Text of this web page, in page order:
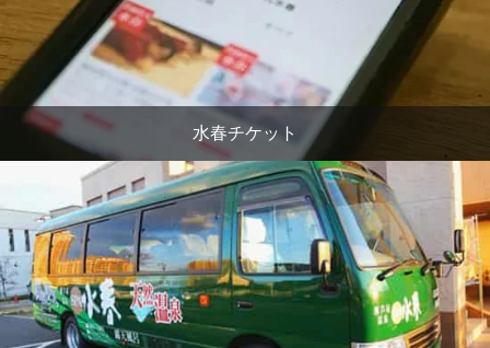
水春チケット